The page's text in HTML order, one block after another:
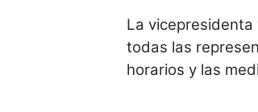
La
todas las
horarios y las